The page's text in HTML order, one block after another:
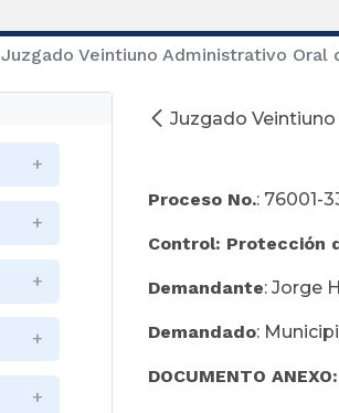
Juzgado Veintiuno Administrativo Oral
Juzgado
Proceso No.: 76001-
Control: Protección
Demandante: Jorge
Demandado:
DOCUMENTO ANEXO: